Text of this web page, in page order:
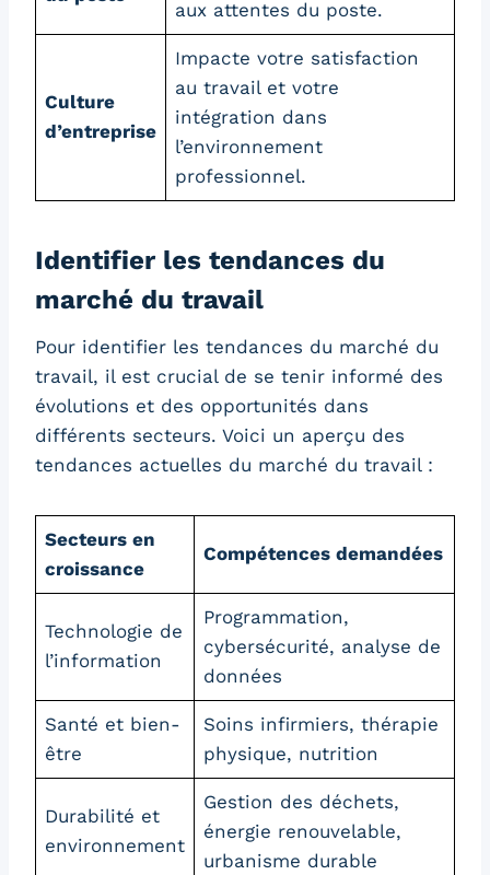
aux attentes du poste.
Culture
d’entreprise
Impacte votre satisfaction
au travail et votre
intégration dans
l’environnement
professionnel.
Identifier les tendances du
marché du travail
Pour identifier les tendances du marché du
travail, il est crucial de se tenir informé des
évolutions et des opportunités dans
différents secteurs. Voici un aperçu des
tendances actuelles du marché du travail :
Secteurs en
croissance
Compétences demandées
Technologie de
l’information
Programmation,
cybersécurité, analyse de
données
Santé et bien-
être
Soins infirmiers, thérapie
physique, nutrition
Durabilité et
environnement
Gestion des déchets,
énergie renouvelable,
urbanisme durable